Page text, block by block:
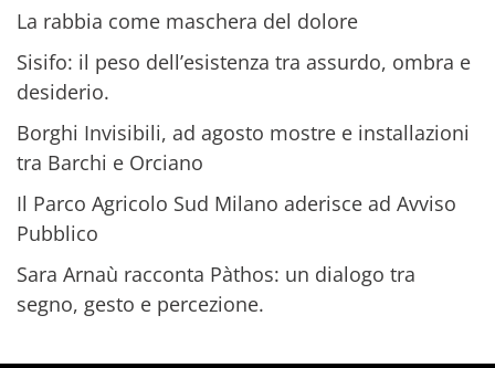
La rabbia come maschera del dolore
Sisifo: il peso dell’esistenza tra assurdo, ombra e
desiderio.
Borghi Invisibili, ad agosto mostre e installazioni
tra Barchi e Orciano
Il Parco Agricolo Sud Milano aderisce ad Avviso
Pubblico
Sara Arnaù racconta Pàthos: un dialogo tra
segno, gesto e percezione.